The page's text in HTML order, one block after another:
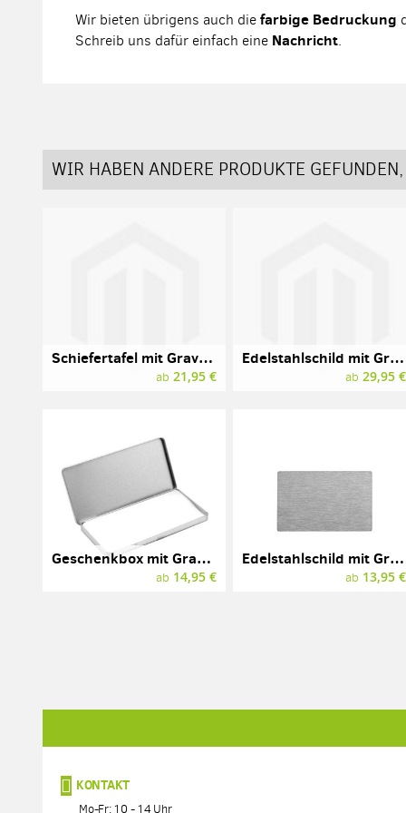
Wir bieten übrigens auch diefarbige Bedruckung
Schreib uns dafür einfach eine Nachricht.
WIR HABEN ANDERE PRODUKTE
Schiefertafel mit Gravur, 300 x 200 mm
ab 21,95 €
Edelstahlschild mit Gravur, 300 x 200 mm (A4)
ab 29,95 €
Geschenkbox mit Gravur, Metall, 190 x 95 x 10 mm
ab 14,95 €
Edelstahlschild mit Gravur, Edelstahl, 85 x 55 mm
ab 13,95 €
KONTAKT
Mo-Fr: 10 - 14 Uhr